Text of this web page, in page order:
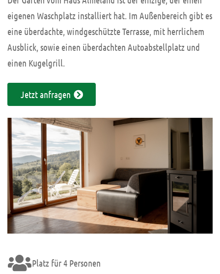
eigenen Waschplatz installiert hat. Im Außenbereich gibt es
eine überdachte, windgeschützte Terrasse, mit herrlichem
Ausblick, sowie einen überdachten Autoabstellplatz und
einen Kugelgrill.
Jetzt anfragen
Platz für 4 Personen